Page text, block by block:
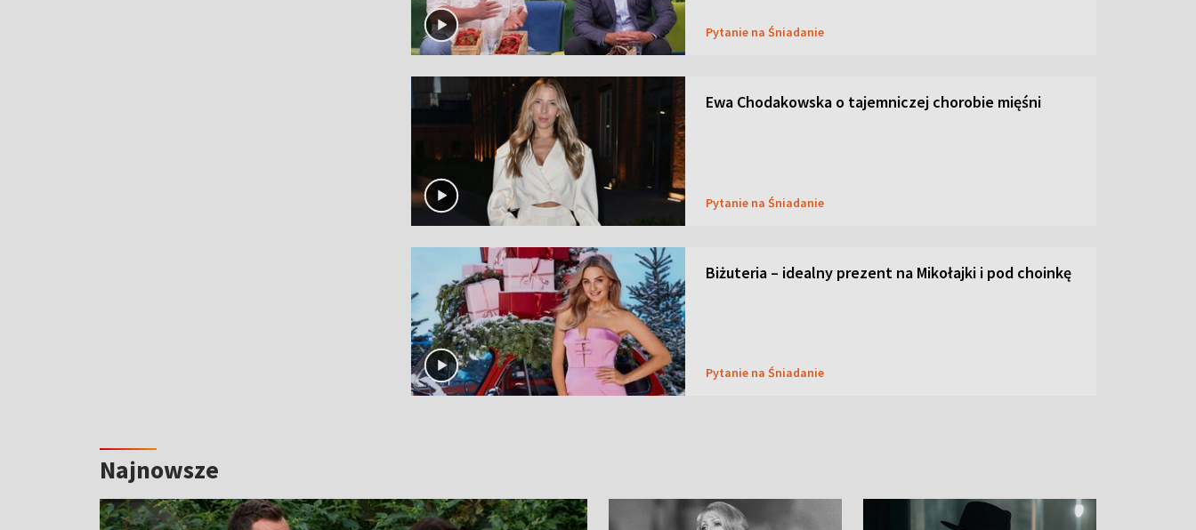
Pytanie na Śniadanie
Ewa Chodakowska o tajemniczej chorobie mięśni
Pytanie na Śniadanie
Biżuteria – idealny prezent na Mikołajki i pod choinkę
Pytanie na Śniadanie
Najnowsze